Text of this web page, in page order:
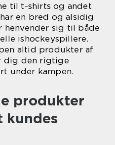
til t-shirts og andet
en bred og alsidig
sig til både
ishockeyspillere.
altid produkter af
dig den rigtige
under kampen.
produkter
kundes